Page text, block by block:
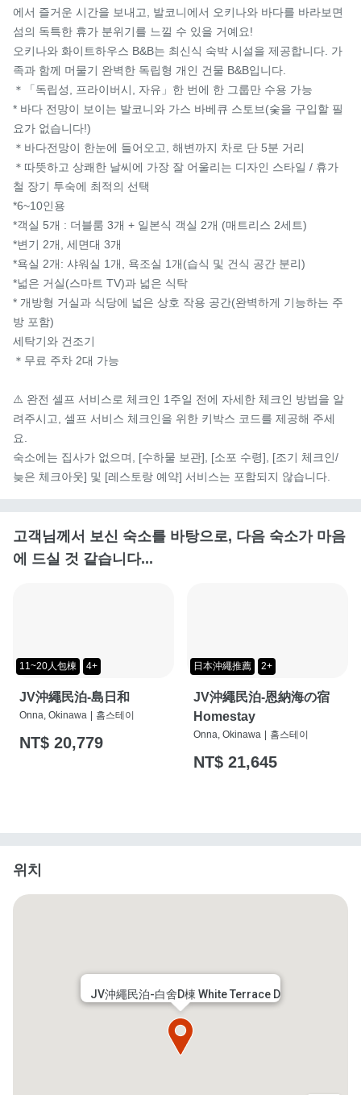
에서 즐거운 시간을 보내고, 발코니에서 오키나와 바다를 바라보면
섬의 독특한 휴가 분위기를 느낄 수 있을 거예요!
오키나와 화이트하우스 B&B는 최신식 숙박 시설을 제공합니다. 가
족과 함께 머물기 완벽한 독립형 개인 건물 B&B입니다.
＊「독립성, 프라이버시, 자유」한 번에 한 그룹만 수용 가능
* 바다 전망이 보이는 발코니와 가스 바베큐 스토브(숯을 구입할 필
요가 없습니다!)
＊바다전망이 한눈에 들어오고, 해변까지 차로 단 5분 거리
＊따뜻하고 상쾌한 날씨에 가장 잘 어울리는 디자인 스타일 / 휴가
철 장기 투숙에 최적의 선택
*6~10인용
*객실 5개 : 더블룸 3개 + 일본식 객실 2개 (매트리스 2세트)
*변기 2개, 세면대 3개
*욕실 2개: 샤워실 1개, 욕조실 1개(습식 및 건식 공간 분리)
*넓은 거실(스마트 TV)과 넓은 식탁
* 개방형 거실과 식당에 넓은 상호 작용 공간(완벽하게 기능하는 주
방 포함)
세탁기와 건조기
＊무료 주차 2대 가능
⚠️ 완전 셀프 서비스로 체크인 1주일 전에 자세한 체크인 방법을 알
려주시고, 셀프 서비스 체크인을 위한 키박스 코드를 제공해 주세
요.
숙소에는 집사가 없으며, [수하물 보관], [소포 수령], [조기 체크인/
늦은 체크아웃] 및 [레스토랑 예약] 서비스는 포함되지 않습니다.
고객님께서 보신 숙소를 바탕으로, 다음 숙소가 마음
에 드실 것 같습니다...
11~20人包棟 4+
JV沖繩民泊-島日和
Onna, Okinawa 홈스테이
NT$ 20,779
日本沖繩推薦 2+
JV沖繩民泊-恩納海の宿
Homestay
Onna, Okinawa 홈스테이
NT$ 21,645
위치
JV沖繩民泊-白舍D棟 White Terrace D